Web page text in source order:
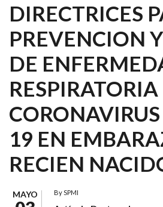
DIRECTRICES
PREVENCION
DE
19 EN
RECIEN
MAYO BySPMI